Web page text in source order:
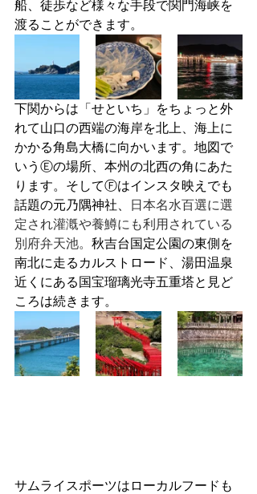
船、徒歩など様々な手段で関門海峡を
渡ることができます。
下関からは「せといち」をちょっと外
れて山口の西端の海岸を北上、海上に
かかる角島大橋に向かいます。地図で
いうⒺの場所、本州の北西の角にあた
ります。そしてⒻはインスタ映えでも
話題の元乃隅神社、
日本名水百選に選
定され灌漑や養鱒にも利用されている
別府弁天池。 秋吉台国定公園の東側を
南北に走るカルストロード、湯田温泉
近くにある国宝瑠璃光寺五重塔と見ど
ころは続きます。
サムライスポーツはローカルフードも